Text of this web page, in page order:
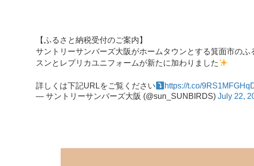
【ふるさと納税受付のご案内】
サントリーサンバーズ大阪がホームタウンとする箕面市の
スンとレプリカユニフォームが新たに加わりました
詳しくは下記URLをご覧ください https://t.co/
— サントリーサンバーズ大阪 (@sun_SUNBIRDS) July 22,